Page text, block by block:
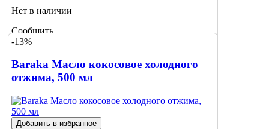
Нет в наличии
Сообщить
о наличии
-13%
Baraka Масло кокосовое холодного
отжима, 500 мл
Добавить в избранное